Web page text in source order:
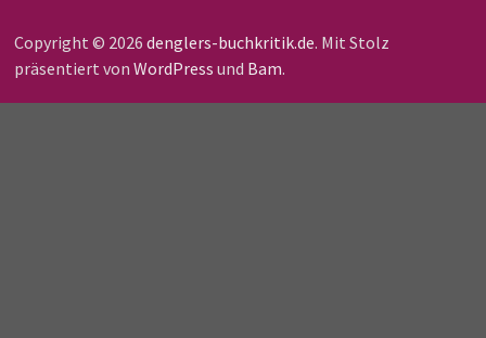
Copyright © 2026 denglers-buchkritik.de. Mit Stolz
präsentiert von WordPress und Bam.